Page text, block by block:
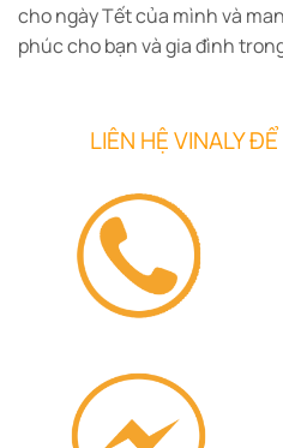
cho ngày Tết của mình và
phúc cho bạn và gia đình
LIÊN HỆ VINALY